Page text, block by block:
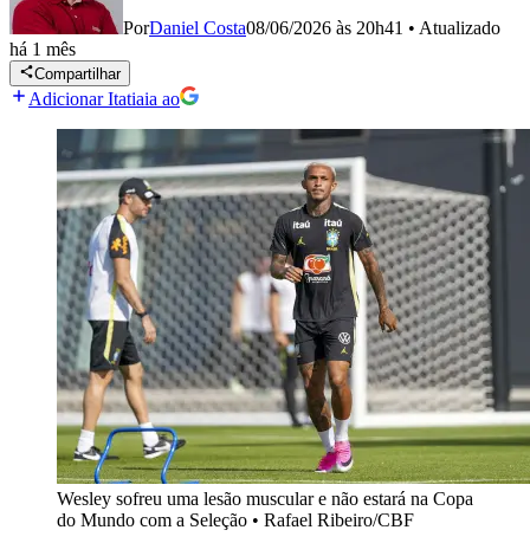
PorDaniel Costa08/06/2026 às 20h41 • Atualizado
há 1 mês
Compartilhar
Adicionar Itatiaia ao
Wesley sofreu uma lesão muscular e não estará na Copa
do Mundo com a Seleção • Rafael Ribeiro/CBF